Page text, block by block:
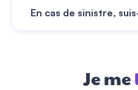
souscription, rendez-
En cas de sinistre,
domicile et prenons
Je me